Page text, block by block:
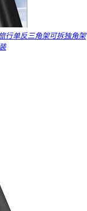
行单反三角架可拆独角架